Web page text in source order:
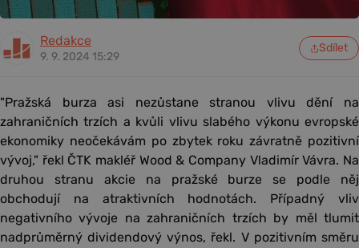
Redakce
9. 9. 2024 15:29
Sdílet
"Pražská burza asi nezůstane stranou vlivu dění na
zahraničních trzích a kvůli vlivu slabého výkonu evropské
ekonomiky neočekávám po zbytek roku závratně pozitivní
vývoj," řekl ČTK makléř Wood & Company Vladimír Vávra. Na
druhou stranu akcie na pražské burze se podle něj
obchodují na atraktivních hodnotách. Případný vliv
negativního vývoje na zahraničních trzích by měl tlumit
nadprůměrný dividendový výnos, řekl. V pozitivním směru